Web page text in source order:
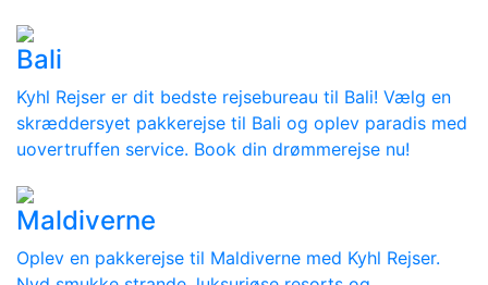
Bali
Kyhl Rejser er dit bedste rejsebureau til Bali! Vælg en
skræddersyet pakkerejse til Bali og oplev paradis med
uovertruffen service. Book din drømmerejse nu!
Maldiverne
Oplev en pakkerejse til Maldiverne med Kyhl Rejser.